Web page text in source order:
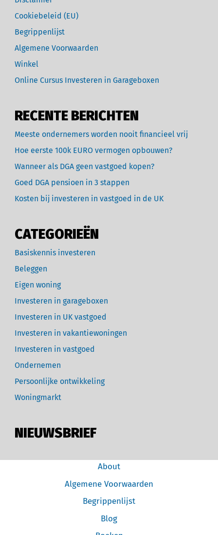
Cookiebeleid (EU)
Begrippenlijst
Algemene Voorwaarden
Winkel
Online Cursus Investeren in Garageboxen
RECENTE BERICHTEN
Meeste ondernemers worden nooit financieel vrij
Hoe eerste 100k EURO vermogen opbouwen?
Wanneer als DGA geen vastgoed kopen?
Goed DGA pensioen in 3 stappen
Kosten bij investeren in vastgoed in de UK
CATEGORIEËN
Basiskennis investeren
Beleggen
Eigen woning
Investeren in garageboxen
Investeren in UK vastgoed
Investeren in vakantiewoningen
Investeren in vastgoed
Ondernemen
Persoonlijke ontwikkeling
Woningmarkt
NIEUWSBRIEF
About
Algemene Voorwaarden
Begrippenlijst
Blog